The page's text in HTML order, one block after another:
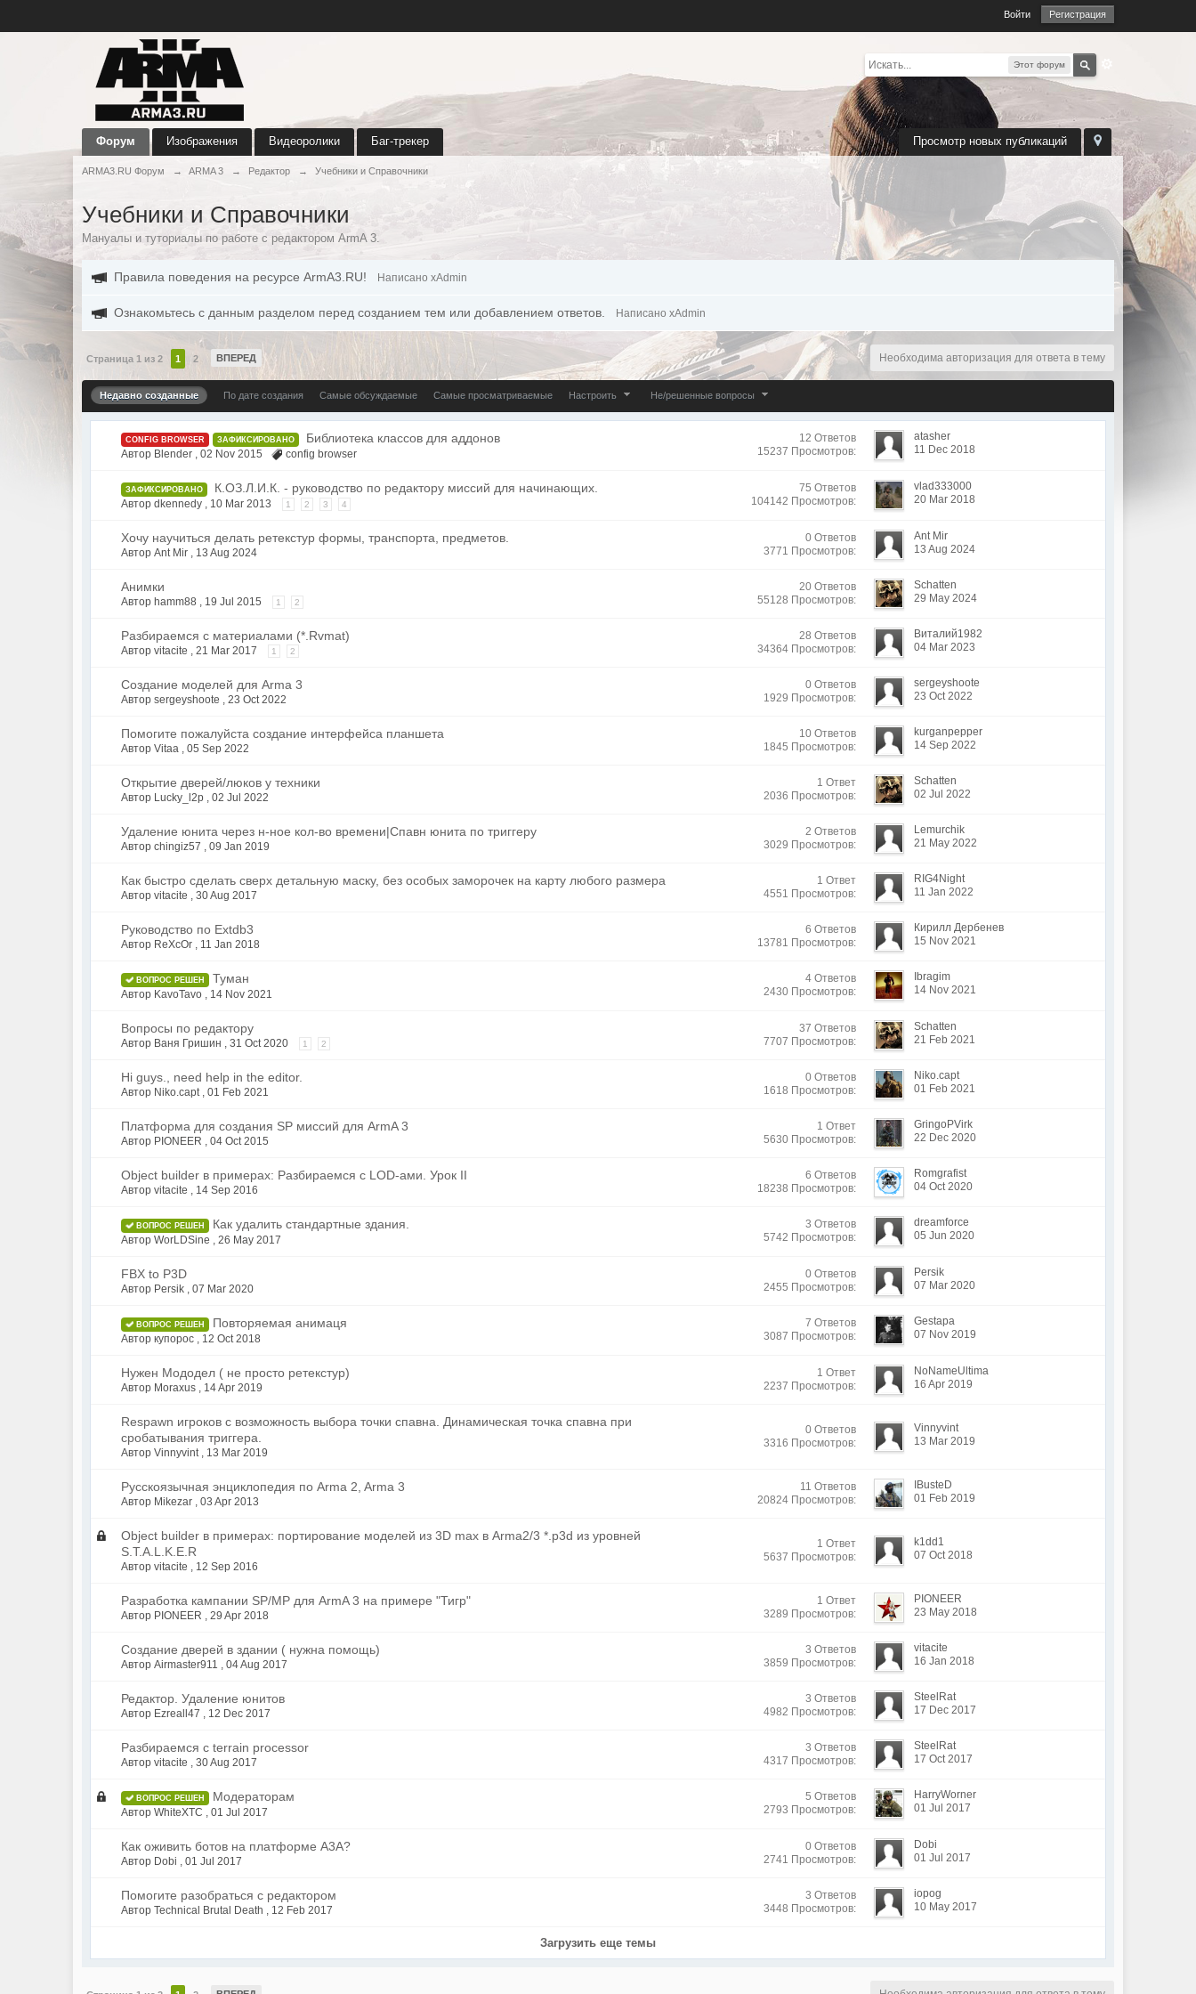
Войти Регистрация
Этот форум
Просмотр новых публикаций
Форум Изображения Видеоролики Баг-трекер
ARMA3.RU Форум → ARMA 3 → Редактор → Учебники и Справочники
Учебники и Справочники
Мануалы и туториалы по работе с редактором ArmA 3.
Правила поведения на ресурсе ArmA3.RU! Написано xAdmin
Ознакомьтесь с данным разделом перед созданием тем или добавлением ответов. Написано xAdmin
Страница 1 из 2 1 2 ВПЕРЕД Необходима авторизация для ответа в тему
Недавно созданные По дате создания Самые обсуждаемые Самые просматриваемые Настроить Не/решенные вопросы
CONFIG BROWSER ЗАФИКСИРОВАНО Библиотека классов для аддонов
Автор Blender , 02 Nov 2015 config browser
12 Ответов
15237 Просмотров:
atasher
11 Dec 2018
ЗАФИКСИРОВАНО К.ОЗ.Л.И.К. - руководство по редактору миссий для начинающих.
Автор dkennedy , 10 Mar 2013 1 2 3 4
75 Ответов
104142 Просмотров:
vlad333000
20 Mar 2018
Хочу научиться делать ретекстур формы, транспорта, предметов.
Автор Ant Mir , 13 Aug 2024
0 Ответов
3771 Просмотров:
Ant Mir
13 Aug 2024
Анимки
Автор hamm88 , 19 Jul 2015 1 2
20 Ответов
55128 Просмотров:
Schatten
29 May 2024
Разбираемся с материалами (*.Rvmat)
Автор vitacite , 21 Mar 2017 1 2
28 Ответов
34364 Просмотров:
Виталий1982
04 Mar 2023
Создание моделей для Arma 3
Автор sergeyshoote , 23 Oct 2022
0 Ответов
1929 Просмотров:
sergeyshoote
23 Oct 2022
Помогите пожалуйста создание интерфейса планшета
Автор Vitaa , 05 Sep 2022
10 Ответов
1845 Просмотров:
kurganpepper
14 Sep 2022
Открытие дверей/люков у техники
Автор Lucky_l2p , 02 Jul 2022
1 Ответ
2036 Просмотров:
Schatten
02 Jul 2022
Удаление юнита через н-ное кол-во времени|Спавн юнита по триггеру
Автор chingiz57 , 09 Jan 2019
2 Ответов
3029 Просмотров:
Lemurchik
21 May 2022
Как быстро сделать сверх детальную маску, без особых заморочек на карту любого размера
Автор vitacite , 30 Aug 2017
1 Ответ
4551 Просмотров:
RIG4Night
11 Jan 2022
Руководство по Extdb3
Автор ReXcOr , 11 Jan 2018
6 Ответов
13781 Просмотров:
Кирилл Дербенев
15 Nov 2021
ВОПРОС РЕШЕН Туман
Автор KavoTavo , 14 Nov 2021
4 Ответов
2430 Просмотров:
Ibragim
14 Nov 2021
Вопросы по редактору
Автор Ваня Гришин , 31 Oct 2020 1 2
37 Ответов
7707 Просмотров:
Schatten
21 Feb 2021
Hi guys., need help in the editor.
Автор Niko.capt , 01 Feb 2021
0 Ответов
1618 Просмотров:
Niko.capt
01 Feb 2021
Платформа для создания SP миссий для ArmA 3
Автор PIONEER , 04 Oct 2015
1 Ответ
5630 Просмотров:
GringoPVirk
22 Dec 2020
Object builder в примерах: Разбираемся с LOD-ами. Урок II
Автор vitacite , 14 Sep 2016
6 Ответов
18238 Просмотров:
Romgrafist
04 Oct 2020
ВОПРОС РЕШЕН Как удалить стандартные здания.
Автор WorLDSine , 26 May 2017
3 Ответов
5742 Просмотров:
dreamforce
05 Jun 2020
FBX to P3D
Автор Persik , 07 Mar 2020
0 Ответов
2455 Просмотров:
Persik
07 Mar 2020
ВОПРОС РЕШЕН Повторяемая анимаця
Автор купорос , 12 Oct 2018
7 Ответов
3087 Просмотров:
Gestapa
07 Nov 2019
Нужен Мододел ( не просто ретекстур)
Автор Moraxus , 14 Apr 2019
1 Ответ
2237 Просмотров:
NoNameUltima
16 Apr 2019
Respawn игроков с возможность выбора точки спавна. Динамическая точка спавна при
сробатывания триггера.
Автор Vinnyvint , 13 Mar 2019
0 Ответов
3316 Просмотров:
Vinnyvint
13 Mar 2019
Русскоязычная энциклопедия по Arma 2, Arma 3
Автор Mikezar , 03 Apr 2013
11 Ответов
20824 Просмотров:
IBusteD
01 Feb 2019
Object builder в примерах: портирование моделей из 3D max в Arma2/3 *.p3d из уровней
S.T.A.L.K.E.R
Автор vitacite , 12 Sep 2016
1 Ответ
5637 Просмотров:
k1dd1
07 Oct 2018
Разработка кампании SP/MP для ArmA 3 на примере "Тигр"
Автор PIONEER , 29 Apr 2018
1 Ответ
3289 Просмотров:
PIONEER
23 May 2018
Создание дверей в здании ( нужна помощь)
Автор Airmaster911 , 04 Aug 2017
3 Ответов
3859 Просмотров:
vitacite
16 Jan 2018
Редактор. Удаление юнитов
Автор Ezreall47 , 12 Dec 2017
3 Ответов
4982 Просмотров:
SteelRat
17 Dec 2017
Разбираемся с terrain processor
Автор vitacite , 30 Aug 2017
3 Ответов
4317 Просмотров:
SteelRat
17 Oct 2017
ВОПРОС РЕШЕН Модераторам
Автор WhiteXTC , 01 Jul 2017
5 Ответов
2793 Просмотров:
HarryWorner
01 Jul 2017
Как оживить ботов на платформе A3A?
Автор Dobi , 01 Jul 2017
0 Ответов
2741 Просмотров:
Dobi
01 Jul 2017
Помогите разобраться с редактором
Автор Technical Brutal Death , 12 Feb 2017
3 Ответов
3448 Просмотров:
iopog
10 May 2017
Загрузить еще темы